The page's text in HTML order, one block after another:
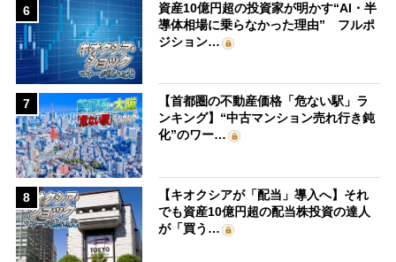
6
資産10億円超の投資家が明かす“AI・半
導体相場に乗らなかった理由” フルポ
ジション…
7
【首都圏の不動産価格「危ない駅」ラ
ンキング】“中古マンション売れ行き鈍
化”のワー…
8
【キオクシアが「配当」導入へ】それ
でも資産10億円超の配当株投資の達人
が「買う…